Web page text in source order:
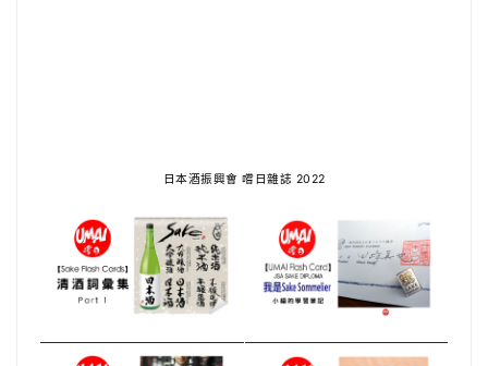
日本酒振興會 嚐日雜誌 2022